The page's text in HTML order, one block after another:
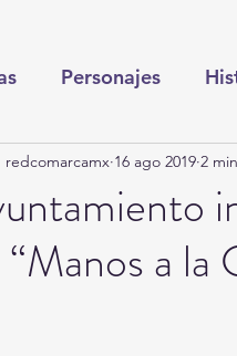
Personajes
Salud
Columnistas a la
redcomarcamx 16 ago 2019 2